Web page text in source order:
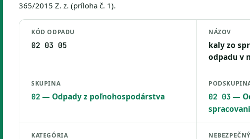
365/2015 Z. z. (príloha č. 1).
KÓD ODPADU
02 03 05
NÁZOV
kaly zo
odpadu v
SKUPINA
02— Odpady z poľnohospodárstva 02 03—
KATEGÓRIA NEBEZPEČNÝ